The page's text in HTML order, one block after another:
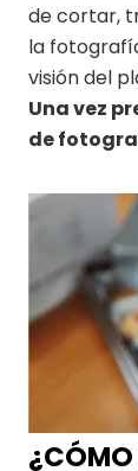
de cortar,
la
visión del
Una vez
de
¿CÓMO